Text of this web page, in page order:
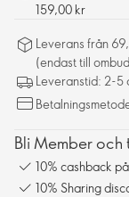
159,00 kr
Leverans från
(endast till
Leveranstid: 2-
Bli Member
10% cashback
10% Sharing